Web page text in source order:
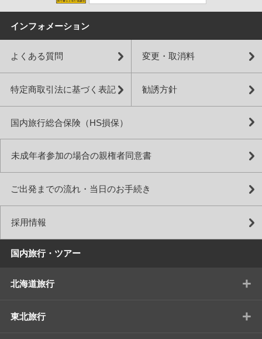
インフォメーション
よくある質問 変更・取消料
特定商取引法に基づく表記 勧誘方針
国内旅行総合保険（HS損保）
未成年者参加の場合の親権者同意書
ご出発までの流れ・当日のお手続き
採用情報
国内旅行・ツアー
北海道旅行 +
東北旅行 +